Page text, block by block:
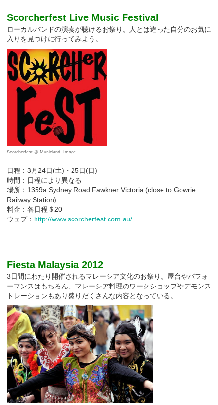
Scorcherfest Live Music Festival
ローカルバンドの演奏が聴けるお祭り。人とは違った自分のお気に
入りを見つけに行ってみよう。
Scorcherfest @ Musicland. Image
日程：3月24日(土)・25日(日)
時間：日程により異なる
場所：1359a Sydney Road Fawkner Victoria (close to Gowrie
Railway Station)
料金：各日程＄20
ウェブ： http://www.scorcherfest.com.au/
Fiesta Malaysia 2012
3日間にわたり開催されるマレーシア文化のお祭り。屋台やパフォ
ーマンスはもちろん、マレーシア料理のワークショップやデモンス
トレーションもあり盛りだくさんな内容となっている。